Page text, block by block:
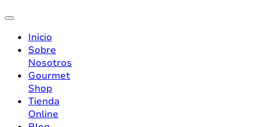
Inicio
Sobre
Nosotros
Gourmet
Shop
Tienda
Online